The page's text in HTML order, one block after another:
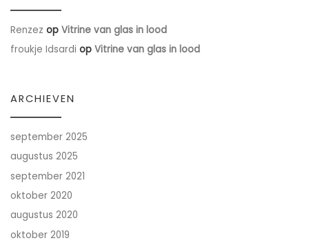
Renzez op Vitrine van glas in lood
froukje Idsardi op Vitrine van glas in lood
ARCHIEVEN
september 2025
augustus 2025
september 2021
oktober 2020
augustus 2020
oktober 2019